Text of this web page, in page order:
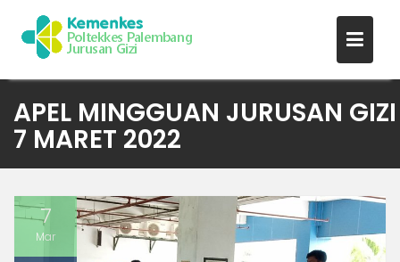
content
APEL MINGGUAN JURUSAN GIZI
7 MARET 2022
7
Mar